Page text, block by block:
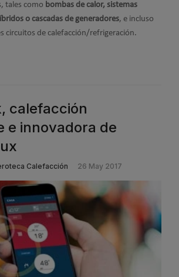
tales como bombas de calor, sistemas
o cascadas de generadores, e incluso
circuitos de calefacción/refrigeración.
calefacción
e innovadora de
Calefacción 26 May 2017